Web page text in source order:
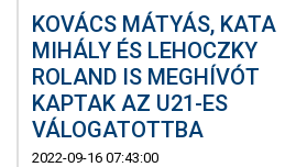
KOVÁCS MÁTYÁS, KATA
MIHÁLY ÉS LEHOCZKY
ROLAND IS MEGHÍVÓT
KAPTAK AZ U21-ES
VÁLOGATOTTBA
2022-09-16 07:43:00